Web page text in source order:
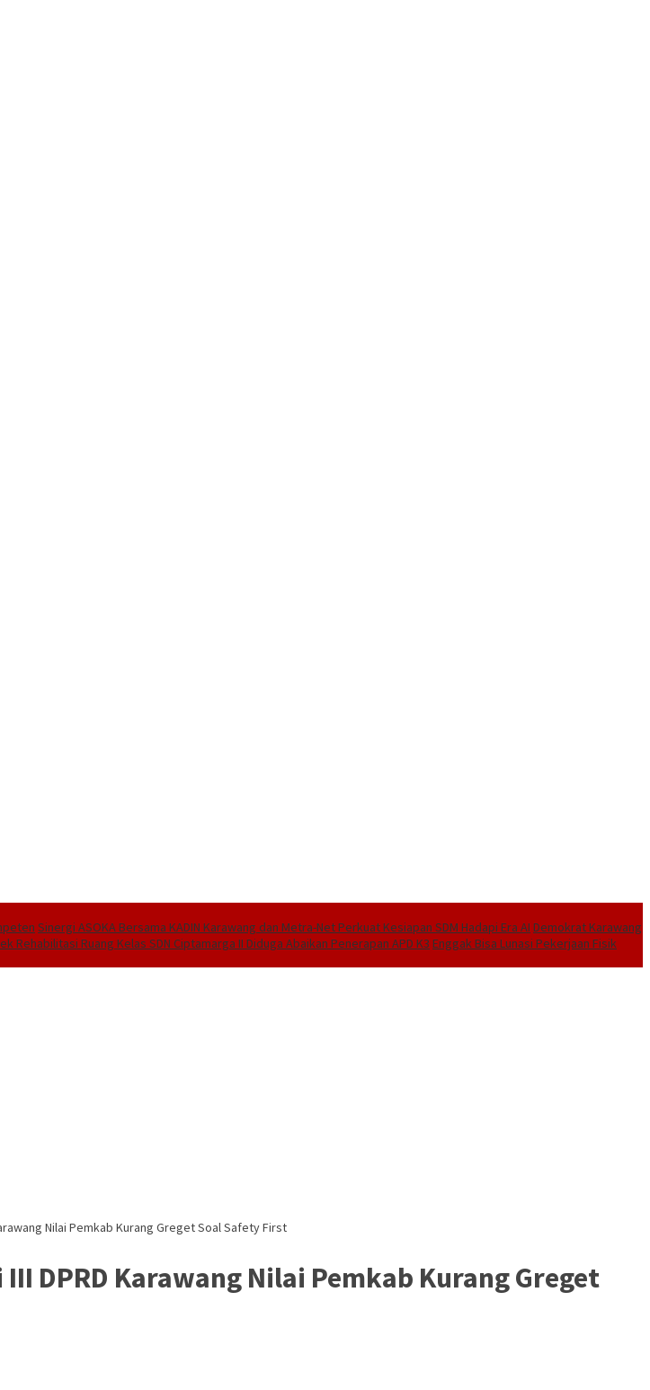
Sinergi ASOKA Bersama KADIN Karawang dan Metra-Net Perkuat Kesiapan SDM Hadapi Era AI Demokrat Karawang
Rehabilitasi Ruang Kelas SDN Ciptamarga II Diduga Abaikan Penerapan APD K3 Enggak Bisa Lunasi Pekerjaan Fisik
Nilai Pemkab Kurang Greget Soal Safety First
DPRD Karawang Nilai Pemkab Kurang Greget